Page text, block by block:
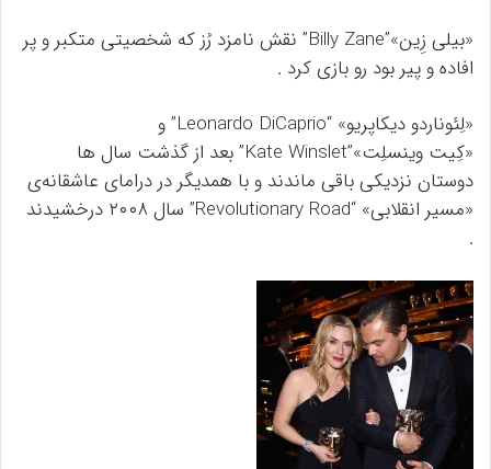
«بیلی زِین»”Billy Zane” نقش نامزد رُز که شخصیتی متکبر و پر
افاده و پیر بود رو بازی کرد .
«لِئوناردو دیکاپریو» “Leonardo DiCaprio” و
«کِیت وینسلِت»”Kate Winslet” بعد از گذشت سال ها
دوستان نزدیکی باقی ماندند و با همدیگر در درامای عاشقانه‌ی
«مسیر انقلابی» “Revolutionary Road” سال ۲۰۰۸ درخشیدند
.